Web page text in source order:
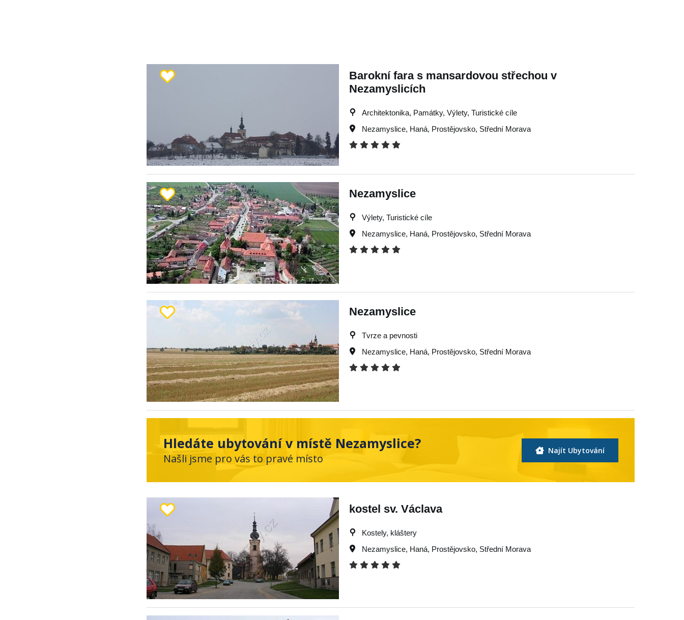
Barokní fara s mansardovou střechou v
Nezamyslicích
Architektonika, Památky, Výlety, Turistické cíle
Nezamyslice, Haná, Prostějovsko, Střední Morava
Nezamyslice
Výlety, Turistické cíle
Nezamyslice, Haná, Prostějovsko, Střední Morava
Nezamyslice
Tvrze a pevnosti
Nezamyslice, Haná, Prostějovsko, Střední Morava
Hledáte ubytování v místě Nezamyslice?
Našli jsme pro vás to pravé místo
Najít Ubytování
kostel sv. Václava
Kostely, kláštery
Nezamyslice, Haná, Prostějovsko, Střední Morava